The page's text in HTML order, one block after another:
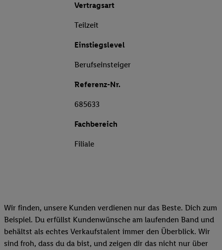
Vertragsart
Teilzeit
Einstiegslevel
Berufseinsteiger
Referenz-Nr.
685633
Fachbereich
Filiale
Wir finden, unsere Kunden verdienen nur das Beste. Dich zum
Beispiel. Du erfüllst Kundenwünsche am laufenden Band und
behältst als echtes Verkaufstalent immer den Überblick. Wir
sind froh, dass du da bist, und zeigen dir das nicht nur über